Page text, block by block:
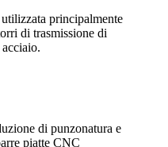
principalmente
di trasmissione di